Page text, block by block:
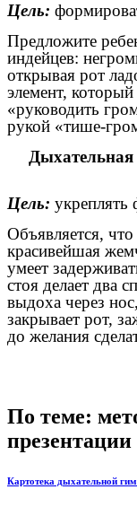
Цель:
Предложите
индейцев:
открывая рот
элемент,
«руководить
рукой «тише-
Цель: укреплять
Объявляется,
красивейшая
умеет
стоя делает два
выдоха через
закрывает рот,
до желания
По теме:
Картотека дыхательной